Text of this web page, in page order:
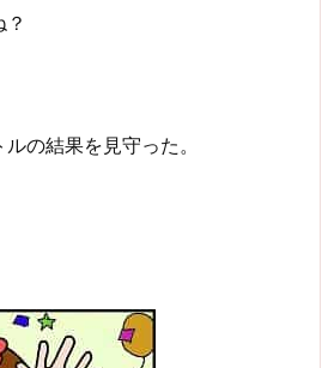
の結果を見守った。